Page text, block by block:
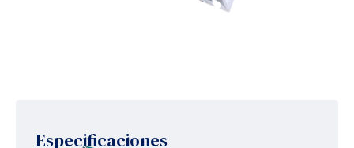
Especificaciones